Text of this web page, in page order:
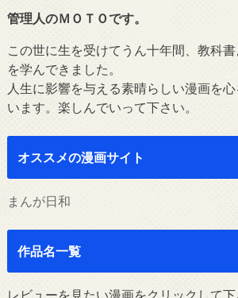
管理人のＭＯＴＯです。
この世に生を受けてうん十年間、教科
を学んできました。
人生に影響を与える素晴らしい漫画を
います。楽しんでいって下さい。
オススメの漫画サイト
まんが日和
作品名一覧
レビューを見たい漫画をクリックして下